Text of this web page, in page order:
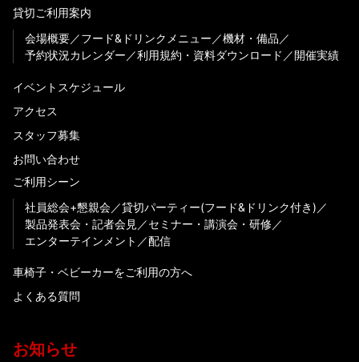
貸切ご利用案内
会場概要
フード&ドリンクメニュー
機材・備品
予約状況カレンダー
利用規約・資料ダウンロード 開催実績
イベントスケジュール
アクセス
スタッフ募集
お問い合わせ
ご利用シーン
社員総会+懇親会
貸切パーティー(フード&ドリンク付き)
製品発表会・記者会見
セミナー・講演会・研修
エンターテインメント
配信
車椅子・ベビーカーをご利用の方へ
よくある質問
お知らせ